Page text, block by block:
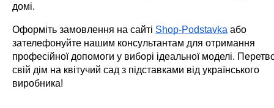
домі.
Оформіть замовлення на сайті Shop-Podstavka або
зателефонуйте нашим консультантам для отримання
професійної допомоги у виборі ідеальної моделі.
свій дім на квітучий сад з підставками від українського
виробника!